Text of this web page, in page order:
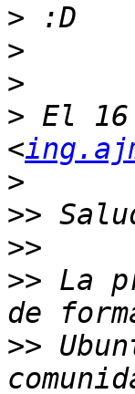
>
>
>
> El 16
<
>
>>
>>
>> La
>>